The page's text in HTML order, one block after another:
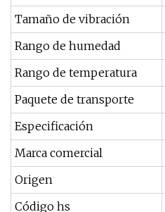
Tamaño de vibración
Rango de humedad
Rango de temperatura
Paquete de transporte
Especificación
Marca comercial
Origen
Código hs